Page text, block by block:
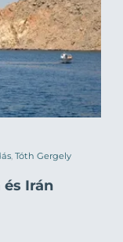
, Tóth Gergely
Irán